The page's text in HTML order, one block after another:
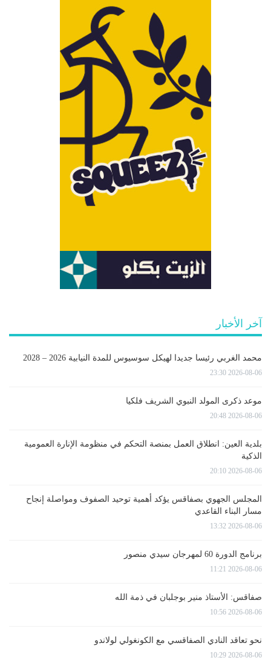
آخر الأخبار
محمد الغربي رئيسا جديدا لهيكل سوسيوس للمدة النيابية 2026 – 2028
2026-08-06 23:30
موعد ذكرى المولد النبوي الشريف فلكيا
2026-08-06 20:48
بلدية العين: انطلاق العمل بمنصة التحكم في منظومة الإنارة العمومية
الذكية
2026-08-06 20:10
المجلس الجهوي بصفاقس يؤكد أهمية توحيد الصفوف ومواصلة إنجاح
مسار البناء القاعدي
2026-08-06 13:32
برنامج الدورة 60 لمهرجان سيدي منصور
2026-08-06 11:21
صفاقس: الأستاذ منير بوجلبان في ذمة الله
2026-08-06 10:56
نحو تعاقد النادي الصفاقسي مع الكونغولي لولاندو
2026-08-06 10:29